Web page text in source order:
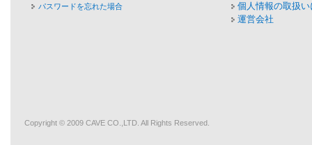
パスワードを忘れた場合
個人情報の取扱
運営会社
Copyright © 2009 CAVE CO.,LTD. All Rights Reserved.